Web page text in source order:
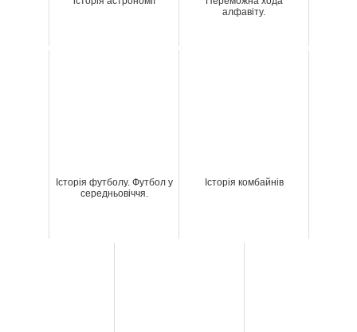
алфавіту.
Історія футболу. Футбол у
середньовіччя.
Історія комбайнів